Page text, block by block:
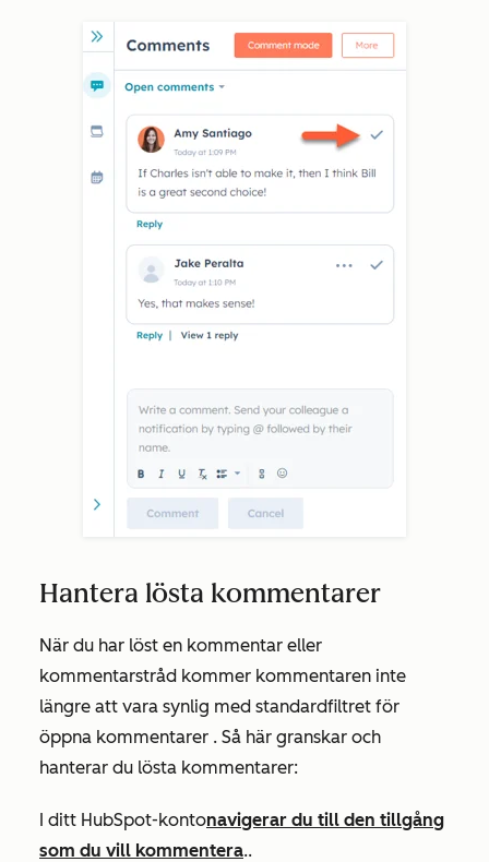
Hantera lösta kommentarer
När du har löst en kommentar eller
kommentarstråd kommer kommentaren inte
längre att vara synlig med standardfiltret för
öppna kommentarer . Så här granskar och
hanterar du lösta kommentarer:
I ditt HubSpot-kontonavigerar du till den tillgång
som du vill kommentera..